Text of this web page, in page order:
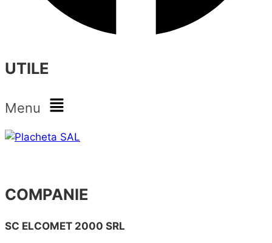
UTILE
Menu
COMPANIE
SC ELCOMET 2000 SRL